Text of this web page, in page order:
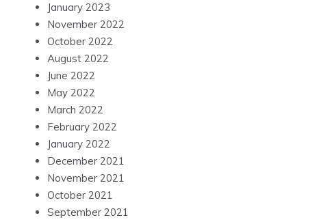
January 2023
November 2022
October 2022
August 2022
June 2022
May 2022
March 2022
February 2022
January 2022
December 2021
November 2021
October 2021
September 2021